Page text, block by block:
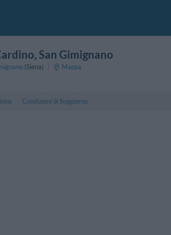
, San Gimignano
(Siena) Mappa
Condizioni di Soggiorno